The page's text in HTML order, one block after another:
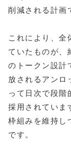
削減される計画
これにより、全
ていたものが、
のトークン設計
放されるアンロ
って日次で段階
採用されていま
枠組みを維持し
です。